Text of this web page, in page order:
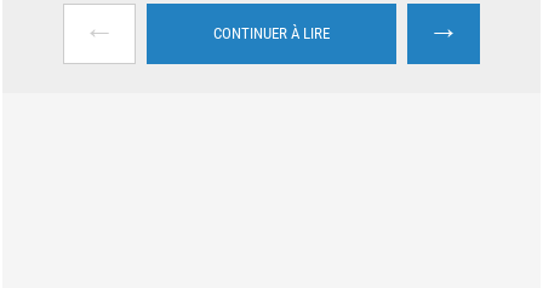
← CONTINUER À LIRE →